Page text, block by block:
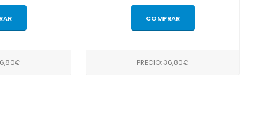
COMPRAR
PRECIO: 36,80€